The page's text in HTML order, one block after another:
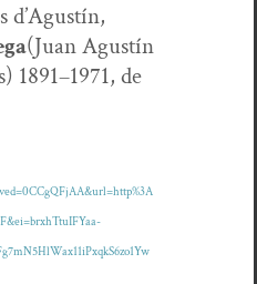
(Juan Agustín
1891–1971, de